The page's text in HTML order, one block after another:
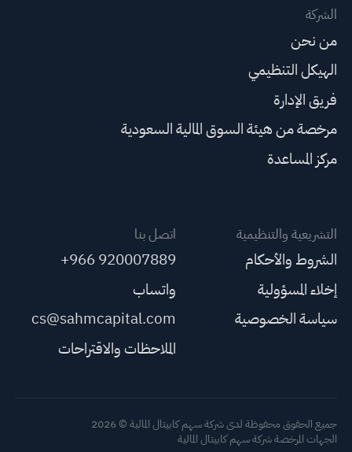
الشركة
من نحن
الهيكل التنظيمي
فريق الإدارة
مرخصة من هيئة السوق المالية السعودية
مركز المساعدة
التشريعية والتنظيمية
الشروط والأحكام
إخلاء المسؤولية
سياسة الخصوصية
اتصل بنا
+966 920007889
واتساب
cs@sahmcapital.com
الملاحظات والاقتراحات
جميع الحقوق محفوظة لدى شركة سهم كابيتال المالية © 2026
الجهات المرخصة شركة سهم كابيتال المالية